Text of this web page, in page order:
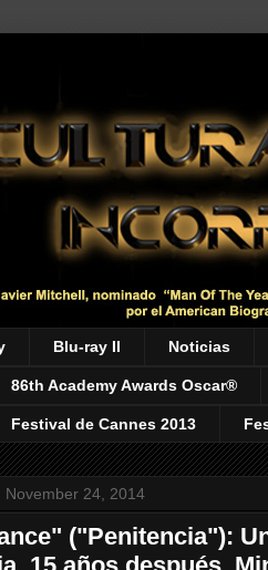
Blu-ray II Noticias
86th Academy Awards Oscar®
Festival de Cannes 2013
November 24, 2014
("Penitencia"):